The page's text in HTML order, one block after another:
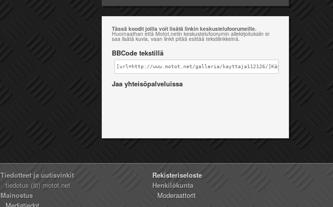
Tässä koodit joilla voit lisätä linkin keskustelufoorumeille.
Huomaathan että Motot.netin keskustelufoorumin allekirjoituksiin ei
saa lisätä kuvia, vaan linkit pitää esittää tekstilinkkeinä.
BBCode tekstillä
[url=http://www.motot.net/galleria/kayttaja112126/]Käyttäjän
Jaa yhteisöpalveluissa
Tiedotteet ja uutisvinkit
tiedotus (ät) motot.net
Mainostus
Rekisteriseloste
Henkilökunta
Moderaattorit